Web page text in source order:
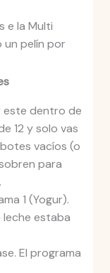
e la Multi
un pelín por
este dentro de
12 y solo vas
vacíos (o
para
1 (Yogur).
leche estaba
El programa